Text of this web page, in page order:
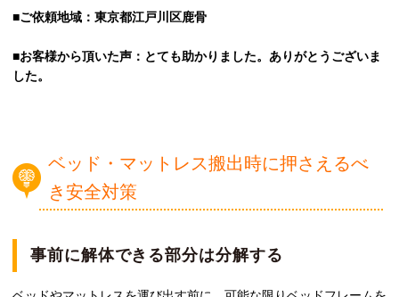
■ご依頼地域：東京都江戸川区鹿骨
■お客様から頂いた声：とても助かりました。ありがとうございま
した。
ベッド・マットレス搬出時に押さえるべ
き安全対策
事前に解体できる部分は分解する